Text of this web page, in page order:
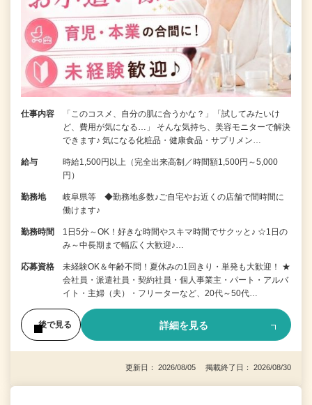
仕事内容
「このコスメ、自分の肌に合うかな？」「試してみたいけ
ど、費用が気になる…」 そんな気持ち、美容モニターで解決
できます♪ 気になる化粧品・健康食品・サプリメン…
給与
時給1,500円以上（完全出来高制／時間額1,500円～5,000
円）
勤務地
岐阜県等 ◆勤務地多数♪ご自宅やお近くの店舗で間時間に
働けます♪
勤務時間
1日5分～OK！好きな時間やスキマ時間でサクッと♪ ☆1日の
み～中長期まで幅広く大歓迎♪…
応募資格
未経験OK＆年齢不問！夏休みの1回きり・単発も大歓迎！ ★
会社員・派遣社員・契約社員・個人事業主・パート・アルバ
イト・主婦（夫）・フリーターなど、20代～50代…
後で見る 詳細を見る
更新日： 2026/08/05 掲載終了日： 2026/08/30